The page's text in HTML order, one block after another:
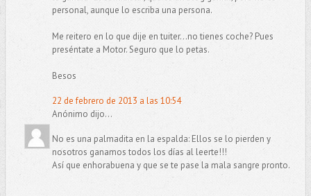
personal, aunque lo escriba una persona.
Me reitero en lo que dije en tuiter…no tienes coche? Pues
preséntate a Motor. Seguro que lo petas.
Besos
22 de febrero de 2013 a las 10:54
Anónimo dijo...
No es una palmadita en la espalda: Ellos se lo pierden y
nosotros ganamos todos los días al leerte!!!
Así que enhorabuena y que se te pase la mala sangre pronto.